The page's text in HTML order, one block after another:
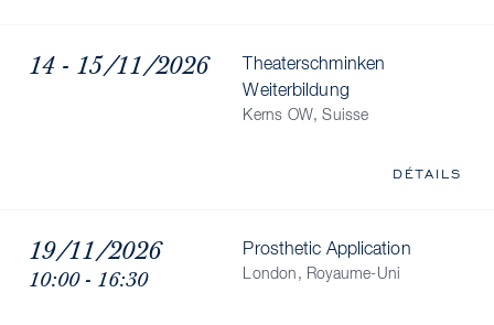
14 - 15/11/2026
Theaterschminken
Weiterbildung
Kerns OW, Suisse
DÉTAILS
19/11/2026
10:00 - 16:30
Prosthetic Application
London, Royaume-Uni